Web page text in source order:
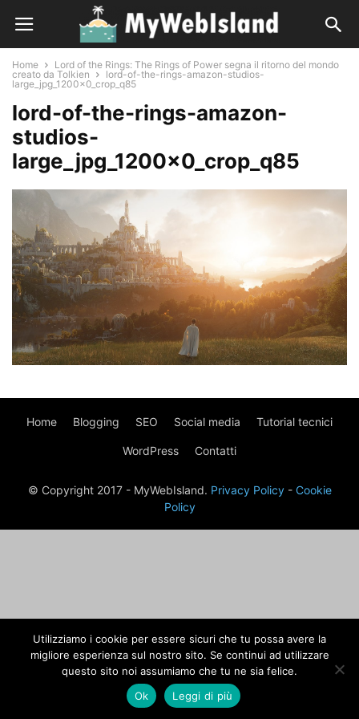
Home
Lord of the Rings: The Rings of Power segna il ritorno del mondo
creato da Tolkien
lord-of-the-rings-amazon-studios-
large_jpg_1200x0_crop_q85
lord-of-the-rings-amazon-
studios-
large_jpg_1200x0_crop_q85
Home Blogging SEO Social media Tutorial tecnici
WordPress Contatti
© Copyright 2017 - MyWebIsland. Privacy Policy- Cookie
Policy
Utilizziamo i cookie per essere sicuri che tu possa avere la
migliore esperienza sul nostro sito. Se continui ad utilizzare
questo sito noi assumiamo che tu ne sia felice.
Ok
Leggi di più